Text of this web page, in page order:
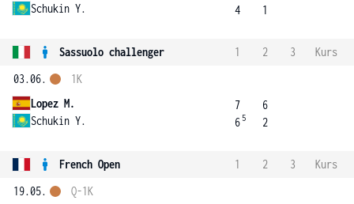
Schukin Y.
4
1
Sassuolo challenger 1 2 3
Kurs
03.06.
Lopez M.
Schukin Y.
1K
7
6 5
6
2
French Open 1 2 3
Kurs
19.05.
Q-1K